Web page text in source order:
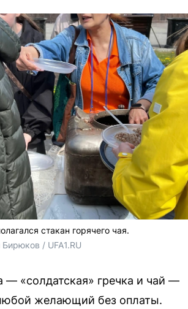
стакан горячего чая.
/ UFA1.RU
— «солдатская» гречка и чай —
желающий без оплаты.